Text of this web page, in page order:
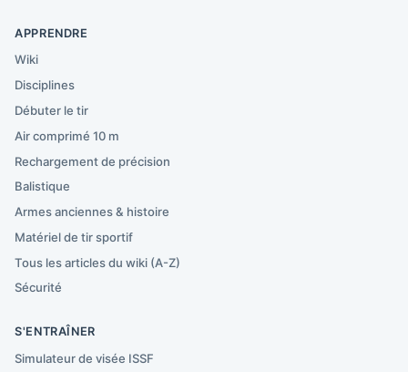
APPRENDRE
Wiki
Disciplines
Débuter le tir
Air comprimé 10 m
Rechargement de précision
Balistique
Armes anciennes & histoire
Matériel de tir sportif
Tous les articles du wiki (A-Z)
Sécurité
S'ENTRAÎNER
Simulateur de visée ISSF